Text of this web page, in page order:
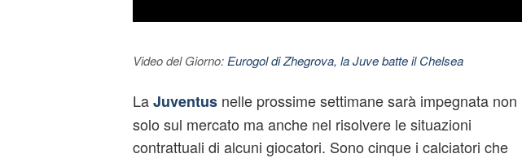
Video del Giorno: Eurogol di Zhegrova, la Juve batte il Chelsea
La Juventusnelle prossime settimane sarà impegnata non
solo sul mercato ma anche nel risolvere le situazioni
contrattuali di alcuni giocatori. Sono cinque i calciatori che